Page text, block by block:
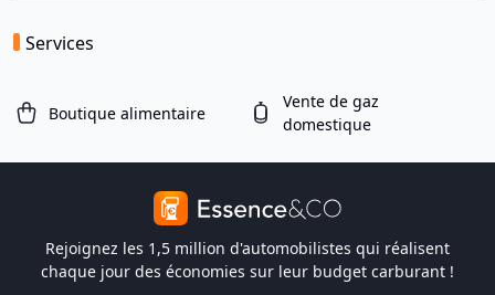
Services
Boutique alimentaire
Vente de gaz
domestique
Rejoignez les 1,5 million d'automobilistes qui réalisent
chaque jour des économies sur leur budget carburant !